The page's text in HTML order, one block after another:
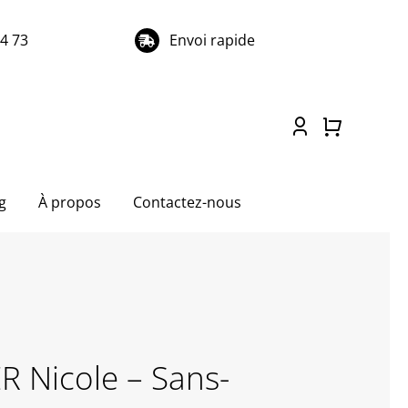
73 Envoi rapide
À propos Contactez-nous
Nicole – Sans-